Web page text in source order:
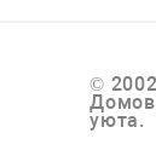
©
уюта.